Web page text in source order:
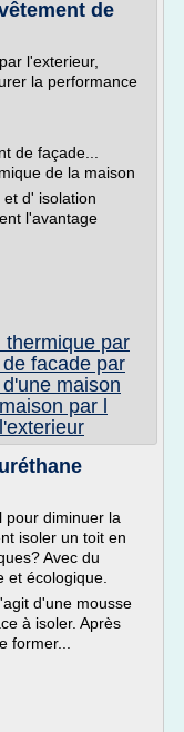
de
l'exterieur,
la performance
de façade...
de la maison
d' isolation
l'avantage
thermique par
facade par
maison
par l
pour diminuer la
isoler un toit en
Avec du
et écologique.
d'une mousse
à isoler. Après
former...